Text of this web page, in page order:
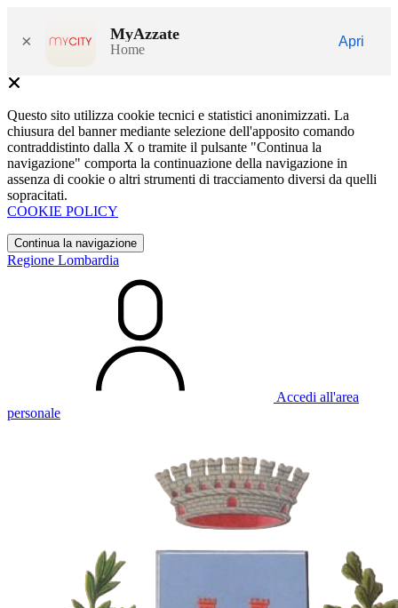
× MyAzzate
Home
Apri
Questo sito utilizza cookie tecnici e statistici anonimizzati. La
chiusura del banner mediante selezione dell'apposito comando
contraddistinto dalla X o tramite il pulsante "Continua la
navigazione" comporta la continuazione della navigazione in
assenza di cookie o altri strumenti di tracciamento diversi da quelli
sopracitati.
COOKIE POLICY
Continua la navigazione
Regione Lombardia
Accedi all'area
personale